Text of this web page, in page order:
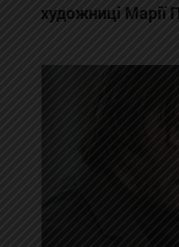
художниці Марії